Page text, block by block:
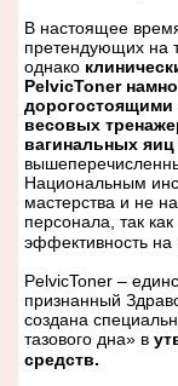
В настоящее
претендующих на
однако
PelvicToner
дорогостоящими
весовых
вагинальных
Национальным
мастерства и не
персонала, так
эффективность на
PelvicToner –
признанный
создана
тазового дна» в
средств.